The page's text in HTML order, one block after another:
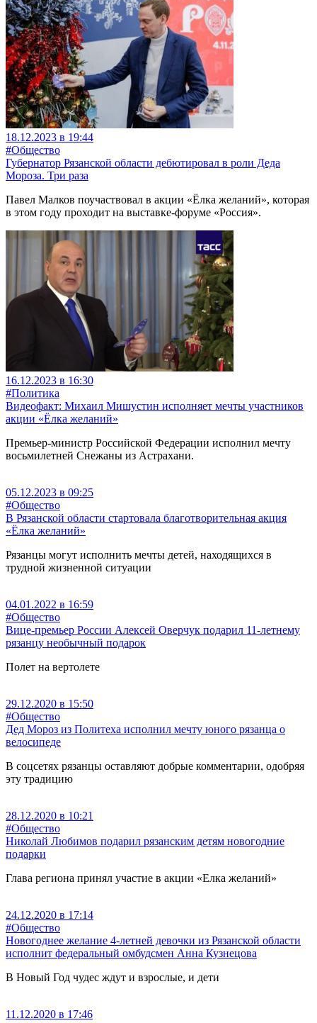
18.12.2023 в 19:44
#Общество
Губернатор Рязанской области дебютировал в роли Деда
Мороза. Три раза
Павел Малков поучаствовал в акции «Ёлка желаний», которая
в этом году проходит на выставке-форуме «Россия».
16.12.2023 в 16:30
#Политика
Видеофакт: Михаил Мишустин исполняет мечты участников
акции «Ёлка желаний»
Премьер-министр Российской Федерации исполнил мечту
восьмилетней Снежаны из Астрахани.
05.12.2023 в 09:25
#Общество
В Рязанской области стартовала благотворительная акция
«Ёлка желаний»
Рязанцы могут исполнить мечты детей, находящихся в
трудной жизненной ситуации
04.01.2022 в 16:59
#Общество
Вице-премьер России Алексей Оверчук подарил 11-летнему
рязанцу необычный подарок
Полет на вертолете
29.12.2020 в 15:50
#Общество
Дед Мороз из Политеха исполнил мечту юного рязанца о
велосипеде
В соцсетях рязанцы оставляют добрые комментарии, одобряя
эту традицию
28.12.2020 в 10:21
#Общество
Николай Любимов подарил рязанским детям новогодние
подарки
Глава региона принял участие в акции «Елка желаний»
24.12.2020 в 17:14
#Общество
Новогоднее желание 4-летней девочки из Рязанской области
исполнит федеральный омбудсмен Анна Кузнецова
В Новый Год чудес ждут и взрослые, и дети
11.12.2020 в 17:46